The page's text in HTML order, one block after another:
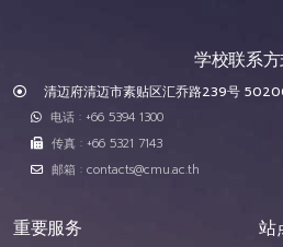
学校联系
清迈府清迈市素贴区汇乔路239号
电话 : +66 5394 1300
传真 : +66 5321 7143
邮箱 : contacts@cmu.ac.th
重要服务 站